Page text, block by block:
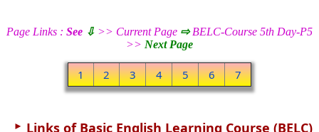
Page Links : See ⇩ >> Current Page ⇨BELC-Course 5th Day-P5
>> Next Page
1 2 3 4 5 6 7
► Links of Basic English Learning Course (BELC)